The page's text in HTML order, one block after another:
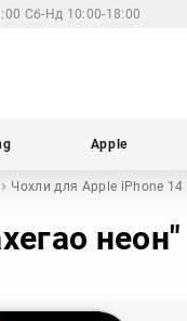
Сб-Нд 10:00-18:00
Apple
Чохли для Apple iPhone 14